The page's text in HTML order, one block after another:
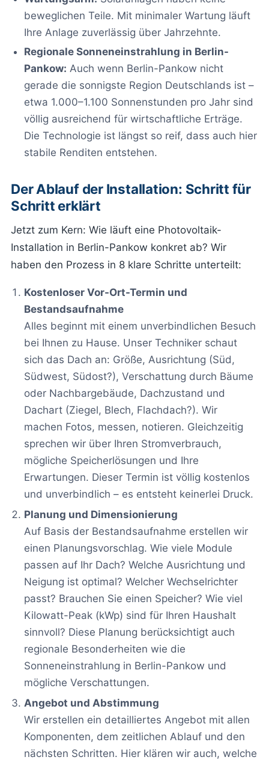
beweglichen Teile. Mit minimaler Wartung läuft
Ihre Anlage zuverlässig über Jahrzehnte.
Regionale Sonneneinstrahlung in Berlin-
Pankow: Auch wenn Berlin-Pankow nicht
gerade die sonnigste Region Deutschlands ist –
etwa 1.000–1.100 Sonnenstunden pro Jahr sind
völlig ausreichend für wirtschaftliche Erträge.
Die Technologie ist längst so reif, dass auch hier
stabile Renditen entstehen.
Der Ablauf der Installation: Schritt für
Schritt erklärt
Jetzt zum Kern: Wie läuft eine Photovoltaik-
Installation in Berlin-Pankow konkret ab? Wir
haben den Prozess in 8 klare Schritte unterteilt:
Kostenloser Vor-Ort-Termin und
Bestandsaufnahme
Alles beginnt mit einem unverbindlichen Besuch
bei Ihnen zu Hause. Unser Techniker schaut
sich das Dach an: Größe, Ausrichtung (Süd,
Südwest, Südost?), Verschattung durch Bäume
oder Nachbargebäude, Dachzustand und
Dachart (Ziegel, Blech, Flachdach?). Wir
machen Fotos, messen, notieren. Gleichzeitig
sprechen wir über Ihren Stromverbrauch,
mögliche Speicherlösungen und Ihre
Erwartungen. Dieser Termin ist völlig kostenlos
und unverbindlich – es entsteht keinerlei Druck.
Planung und Dimensionierung
Auf Basis der Bestandsaufnahme erstellen wir
einen Planungsvorschlag. Wie viele Module
passen auf Ihr Dach? Welche Ausrichtung und
Neigung ist optimal? Welcher Wechselrichter
passt? Brauchen Sie einen Speicher? Wie viel
Kilowatt-Peak (kWp) sind für Ihren Haushalt
sinnvoll? Diese Planung berücksichtigt auch
regionale Besonderheiten wie die
Sonneneinstrahlung in Berlin-Pankow und
mögliche Verschattungen.
Angebot und Abstimmung
Wir erstellen ein detailliertes Angebot mit allen
Komponenten, dem zeitlichen Ablauf und den
nächsten Schritten. Hier klären wir auch, welche